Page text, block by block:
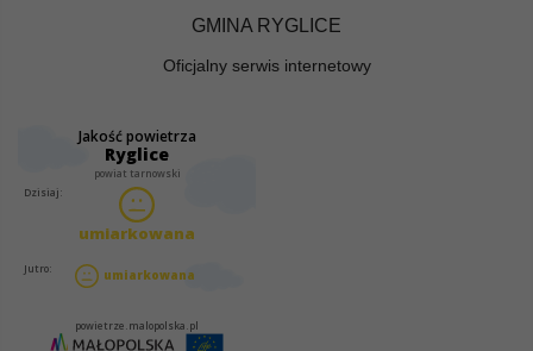
GMINA RYGLICE
Oficjalny serwis internetowy